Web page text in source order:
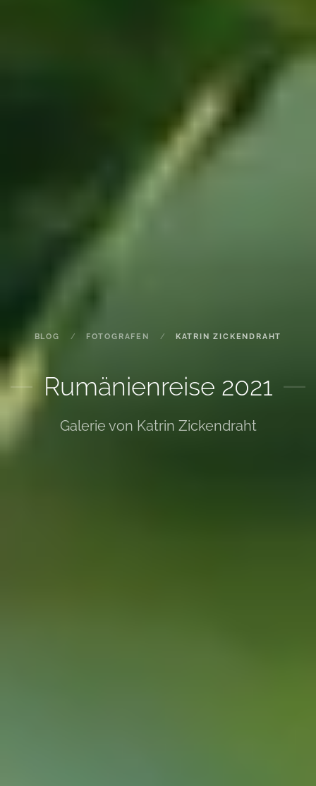
BLOG FOTOGRAFEN KATRIN ZICKENDRAHT
Rumänienreise 2021
Galerie von Katrin Zickendraht